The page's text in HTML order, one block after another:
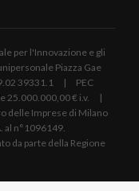
per l'Innovazione e gli
Piazza Gae
39331.1 | PEC
25.000.000,00 € i.v. |
delle Imprese di Milano
n°1096149.
da parte della Regione